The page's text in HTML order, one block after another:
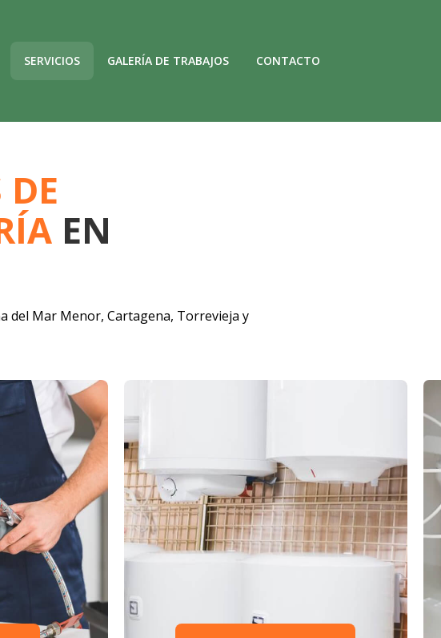
SERVICIOS GALERÍA DE TRABAJOS CONTACTO
DE
EN
del Mar Menor, Cartagena, Torrevieja y